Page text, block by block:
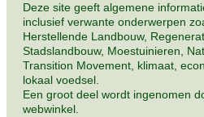
Deze site geeft algemene
inclusief verwante onderwerpen
Herstellende Landbouw,
Stadslandbouw, Moestuinieren,
Transition Movement, klimaat,
lokaal voedsel.
Een groot deel wordt ingenomen
webwinkel.